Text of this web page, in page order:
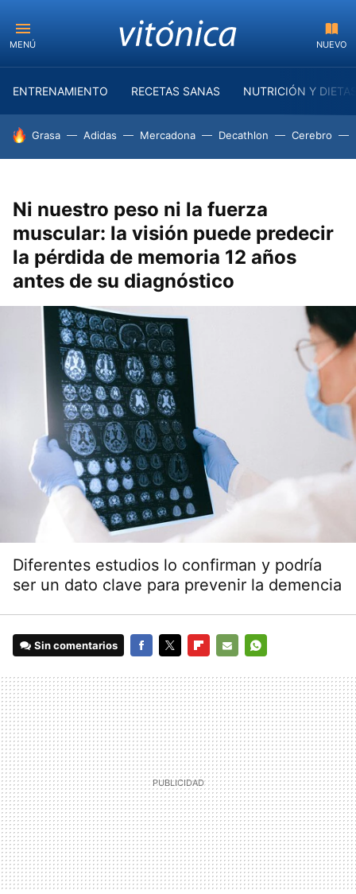
MENÚ NUEVO
ENTRENAMIENTO RECETAS SANAS NUTRICIÓN Y
HOY SE HABLA DE
Grasa Adidas Mercadona Decathlon Cerebro
Ni nuestro peso ni la fuerza
muscular: la visión puede predecir
la pérdida de memoria 12 años
antes de su diagnóstico
Diferentes estudios lo confirman y podría
ser un dato clave para prevenir la demencia
Sin comentarios
MAIL